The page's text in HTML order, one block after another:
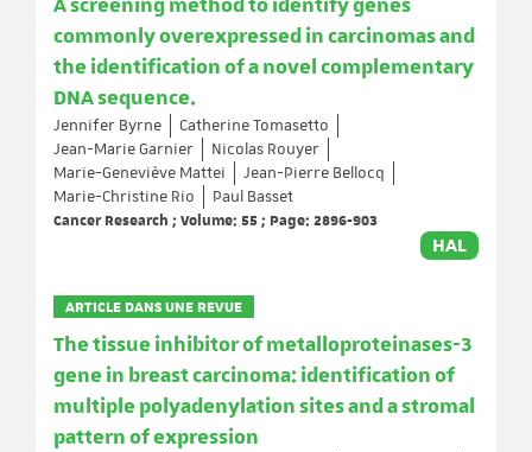
A screening method to identify genes
commonly overexpressed in carcinomas and
the identification of a novel complementary
DNA sequence.
Jennifer Byrne
Catherine Tomasetto
Jean-Marie Garnier
Nicolas Rouyer
Marie-Geneviève Mattei
Jean-Pierre Bellocq
Marie-Christine Rio
Paul Basset
Cancer Research ; Volume: 55 ; Page: 2896-903
HAL
ARTICLE DANS UNE REVUE
The tissue inhibitor of metalloproteinases-3
gene in breast carcinoma: identification of
multiple polyadenylation sites and a stromal
pattern of expression